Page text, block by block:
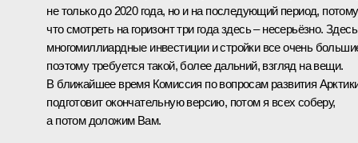
не только до 2020 года, но и на последующий период, потому
что смотреть на горизонт три года здесь – несерьёзно. Здесь
многомиллиардные инвестиции и стройки все очень
поэтому требуется такой, более дальний, взгляд на вещи.
В ближайшее время Комиссия по вопросам развития
подготовит окончательную версию, потом я всех соберу,
а потом доложим Вам.